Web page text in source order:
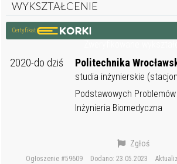
WYKSZTAŁCENIE
Certyfikat
2020-do dziś Politechnika
studia inżynierskie
Podstawowych
Inżynieria Biomedyczna
Ogłoszenie #59609 Dodano: 23.05.2023
Zgłoś